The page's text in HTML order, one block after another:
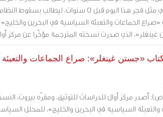
بالتوقف، وخرج في مثل فجر هذا اليوم قبل 5 سنوات،
«صراع الجماعات والتعبئة السياسية في البحرين
الذي صدرت نسخته المترجمة مؤخّرا عن مركز
«جستن غينغلر»: صراع الجماعات
أصدر مركز أوال للدراسات للتوثيق، ومقرّه بيروت،
والتعبئة السياسية في البحرين والخليج»، للمحلل